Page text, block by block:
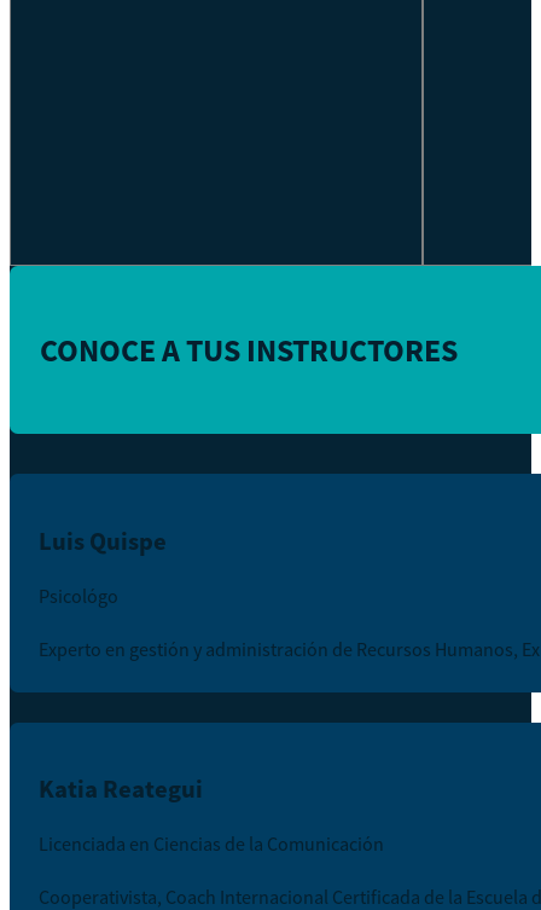
CONOCE A TUS INSTRUCTORES
Luis Quispe
Psicológo
Experto en gestión y administración de Recursos Humanos,
Katia Reategui
Licenciada en Ciencias de la Comunicación
Cooperativista, Coach Internacional Certificada de la Escuela